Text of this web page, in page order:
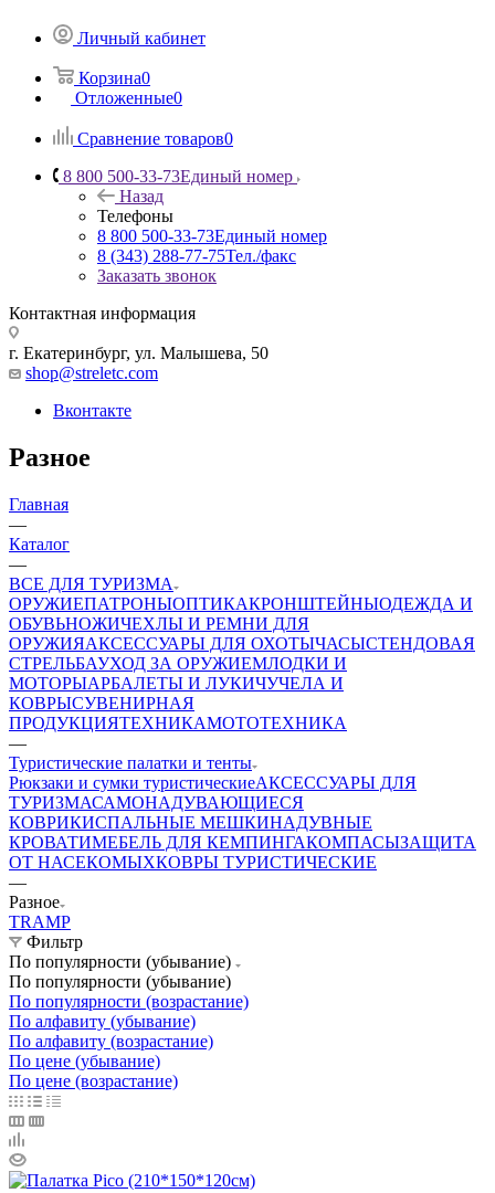
Личный кабинет
Корзина0
Отложенные0
Сравнение товаров0
8 800 500-33-73Единый номер
Назад
Телефоны
8 800 500-33-73Единый номер
8 (343) 288-77-75Тел./факс
Заказать звонок
Контактная информация
г. Екатеринбург, ул. Малышева, 50
shop@streletc.com
Вконтакте
Разное
Главная
—
Каталог
—
ВСЕ ДЛЯ ТУРИЗМА
ОРУЖИЕПАТРОНЫОПТИКАКРОНШТЕЙНЫОДЕЖДА И
ОБУВЬНОЖИЧЕХЛЫ И РЕМНИ ДЛЯ
ОРУЖИЯАКСЕССУАРЫ ДЛЯ ОХОТЫЧАСЫСТЕНДОВАЯ
СТРЕЛЬБАУХОД ЗА ОРУЖИЕМЛОДКИ И
МОТОРЫАРБАЛЕТЫ И ЛУКИЧУЧЕЛА И
КОВРЫСУВЕНИРНАЯ
ПРОДУКЦИЯТЕХНИКАМОТОТЕХНИКА
—
Туристические палатки и тенты
Рюкзаки и сумки туристическиеАКСЕССУАРЫ ДЛЯ
ТУРИЗМАСАМОНАДУВАЮЩИЕСЯ
КОВРИКИСПАЛЬНЫЕ МЕШКИНАДУВНЫЕ
КРОВАТИМЕБЕЛЬ ДЛЯ КЕМПИНГАКОМПАСЫЗАЩИТА
ОТ НАСЕКОМЫХКОВРЫ ТУРИСТИЧЕСКИЕ
—
Разное
TRAMP
Фильтр
По популярности (убывание)
По популярности (убывание)
По популярности (возрастание)
По алфавиту (убывание)
По алфавиту (возрастание)
По цене (убывание)
По цене (возрастание)